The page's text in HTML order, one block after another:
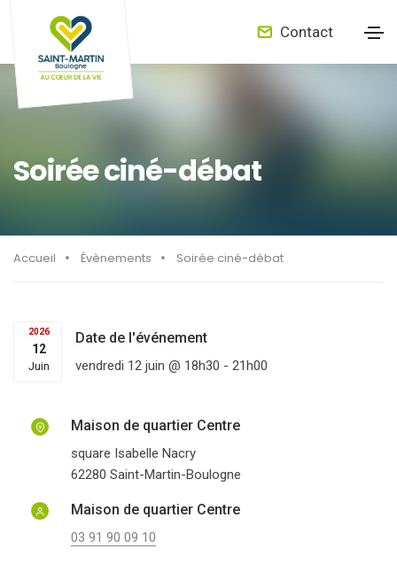
Contact
Soirée ciné-débat
Accueil Évènements Soirée ciné-débat
2026
12
Juin
Date de l'événement
vendredi 12 juin @ 18h30 - 21h00
Maison de quartier Centre
square Isabelle Nacry
62280 Saint-Martin-Boulogne
Maison de quartier Centre
03 91 90 09 10